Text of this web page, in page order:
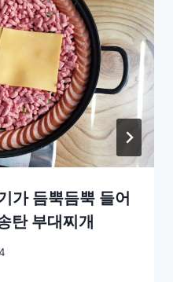
가 듬뿍듬뿍 들어
탄 부대찌개